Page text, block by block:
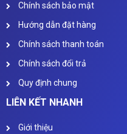
Chính sách bảo mật
Hướng dẫn đặt hàng
Chính sách thanh toán
Chính sách đổi trả
Quy định chung
LIÊN KẾT NHANH
Giới thiệu